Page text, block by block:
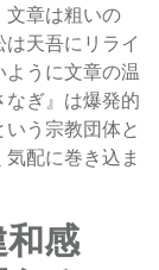
文章は粗いの
天吾にリライ
ように文章の温
ぎ』は爆発的
う宗教団体と
配に巻き込ま
感